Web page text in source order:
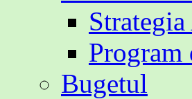
Program
Bugetul